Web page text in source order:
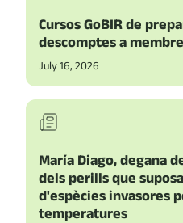
Cursos GoBIR de
descomptes a
July 16, 2026
María Diago, degana
dels perills que
d'espècies invasores
temperatures